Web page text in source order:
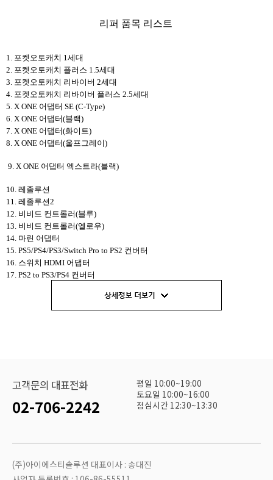
리퍼 품목 리스트
1. 포켓오토캐치 1세대
2. 포켓오토캐치 플러스 1.5세대
3. 포켓오토캐치 리바이버 2세대
4. 포켓오토캐치 리바이버 플러스 2.5세대
5. X ONE 어댑터 SE (C-Type)
6. X ONE 어댑터(블랙)
7. X ONE 어댑터(화이트)
8. X ONE 어댑터(울프그레이)
9. X ONE 어댑터 엑스트라(블랙)
10. 레졸루션
11. 레졸루션2
12. 비비드 컨트롤러(블루)
13. 비비드 컨트롤러(옐로우)
14. 마린 어댑터
15. PS5/PS4/PS3/Switch Pro to PS2 컨버터
16. 스위치 HDMI 어댑터
17. PS2 to PS3/PS4 컨버터
19. 스나이퍼 키보드&마우스 컨버터
20. PS3/PS4 to NEOGEO 네오지오 컨버터
26. XBOX ONE to PS4 컨버터
28. PS3/PS4 to NEOGEO mini 컨버터
31. 윙맨 SD 컨버터
33. PS3/PS4 to Wii U/Switch 컨버터
고객문의 대표전화
02-706-2242
평일 10:00~19:00
토요일 10:00~16:00
점심시간 12:30~13:30
(주)아이에스티솔루션 대표이사 : 송대진